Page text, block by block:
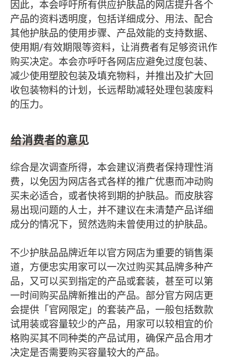
因此，本会呼吁所有供应护肤品的网店提升各个
产品的资料透明度，包括详细成分、用法、配合
其他护肤品的使用步骤、产品效能的支持数据、
使用期/有效期限等资料，让消费者有足够资讯作
购买决定。本会亦呼吁各网店应避免过度包装、
减少使用塑胶包装及填充物料，并推出及扩大回
收包装物料的计划，长远帮助减轻处理包装废料
的压力。
给消费者的意见
综合是次调查所得，本会建议消费者保持理性消
费，以免因为网店各式各样的推广优惠而冲动购
买未必适合，或者快将到期的护肤品。而皮肤容
易出现问题的人士，并不建议在未清楚产品详细
成分的情况下，贸然选购未曾使用过的护肤品。
不少护肤品品牌近年以官方网店为重要的销售渠
道，方便忠实用家可以一次过购买其品牌多种产
品，又可以买到指定的产品或套装，甚至可以第
一时间购买品牌新推出的产品。部分官方网店更
会提供「官网限定」的套装产品，一般包括数款
试用装或容量较少的产品，用家可以较相宜的价
格购买其不同种类的产品试用，确保产品合用才
决定是否需要购买容量较大的产品。